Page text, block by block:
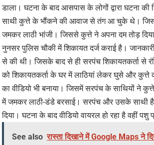
डाला। घटना के बाद आसपास के लोगों द्वारा घटना
साथी कुत्ते के भौंकने की आवाज से तंग आ चुके थे।
जमकर लाठी भांजी। जिससे कुत्ते ने अपना दम तोड़
नुनसर पुलिस चौकी में शिकायत दर्ज कराई है।
से की थी। जिसके बाद से ही सरपंच शिकायतकर्ता
को शिकायतकर्ता के घर में लाठियां लेकर घुसे और कुत्ते
का वीडियो भी बनाया। जिसमें सरपंच के साथियों ने
में जमकर लाठी-डंडे बरसाई। सरपंच और उसके साथी
दिया। घटना के बाद वीडियो वायरल हो रहा है वहीं पशु
See also रास्ता दिखाने में Google Maps ने